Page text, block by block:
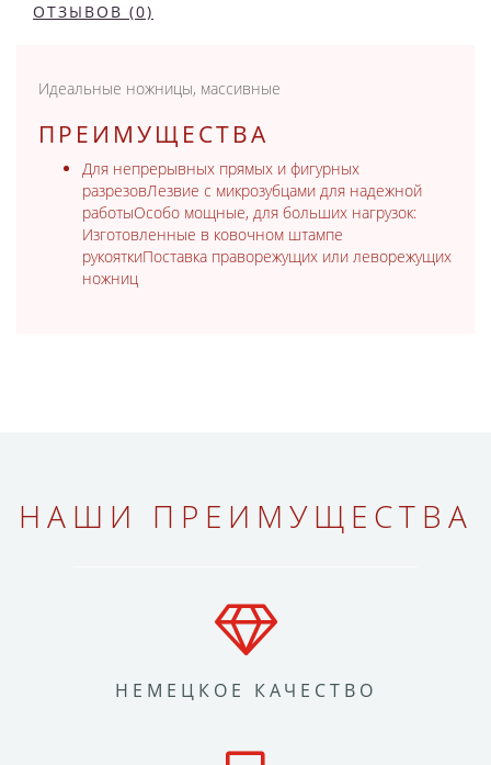
ОТЗЫВОВ (0)
Идеальные ножницы, массивные
ПРЕИМУЩЕСТВА
Для непрерывных прямых и фигурных
разрезовЛезвие с микрозубцами для надежной
работыОсобо мощные, для больших нагрузок:
Изготовленные в ковочном штампе
рукояткиПоставка праворежущих или леворежущих
ножниц
НАШИ ПРЕИМУЩЕСТВА
НЕМЕЦКОЕ КАЧЕСТВО